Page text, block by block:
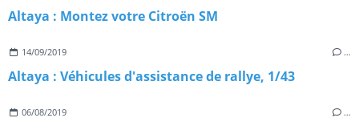
Altaya : Montez votre Citroën SM
14/09/2019 …
Altaya : Véhicules d'assistance de rallye, 1/43
06/08/2019 …